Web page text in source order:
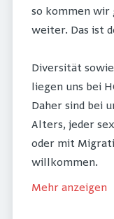
so kommen wir
weiter. Das ist
Diversität
liegen uns bei
Daher sind bei
Alters, jeder
oder mit
willkommen.
Mehr anzeigen